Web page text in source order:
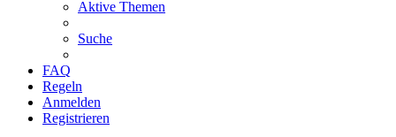
Aktive Themen
Suche
FAQ
Regeln
Anmelden
Registrieren